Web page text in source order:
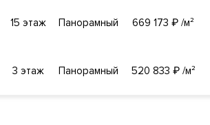
15 этаж Панорамный 669 173 ₽ /м²
3 этаж Панорамный 520 833 ₽/м²